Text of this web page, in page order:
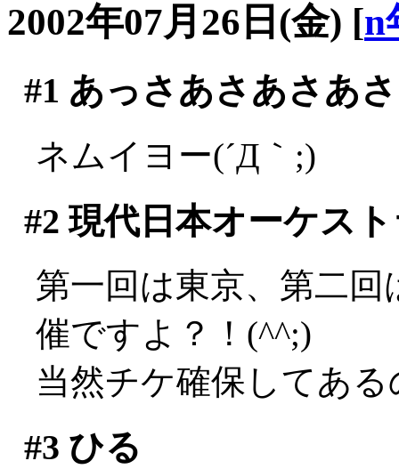
2002年07月26日(金) [n
#1 あっさあさあさあさ
ネムイヨー(´Д｀;)
#2 現代日本オーケス
第一回は東京、第二
催ですよ？！(^^;)
当然チケ確保してあ
#3 ひる